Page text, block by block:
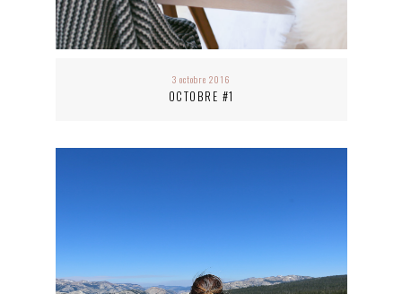
3 octobre 2016
OCTOBRE #1